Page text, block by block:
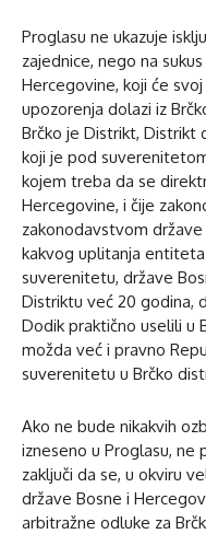
Proglasu ne ukazuje
zajednice, nego na
Hercegovine, koji će
upozorenja dolazi iz
Brčko je Distrikt, Distrikt
koji je pod
kojem treba da se
Hercegovine, i čije
zakonodavstvom
kakvog uplitanja
suverenitetu, države
Distriktu već 20 godina,
Dodik praktično uselili u
možda već i pravno
suverenitetu u Brčko
Ako ne bude nikakvih
izneseno u Proglasu,
zaključi da se, u okviru
države Bosne i
arbitražne odluke za